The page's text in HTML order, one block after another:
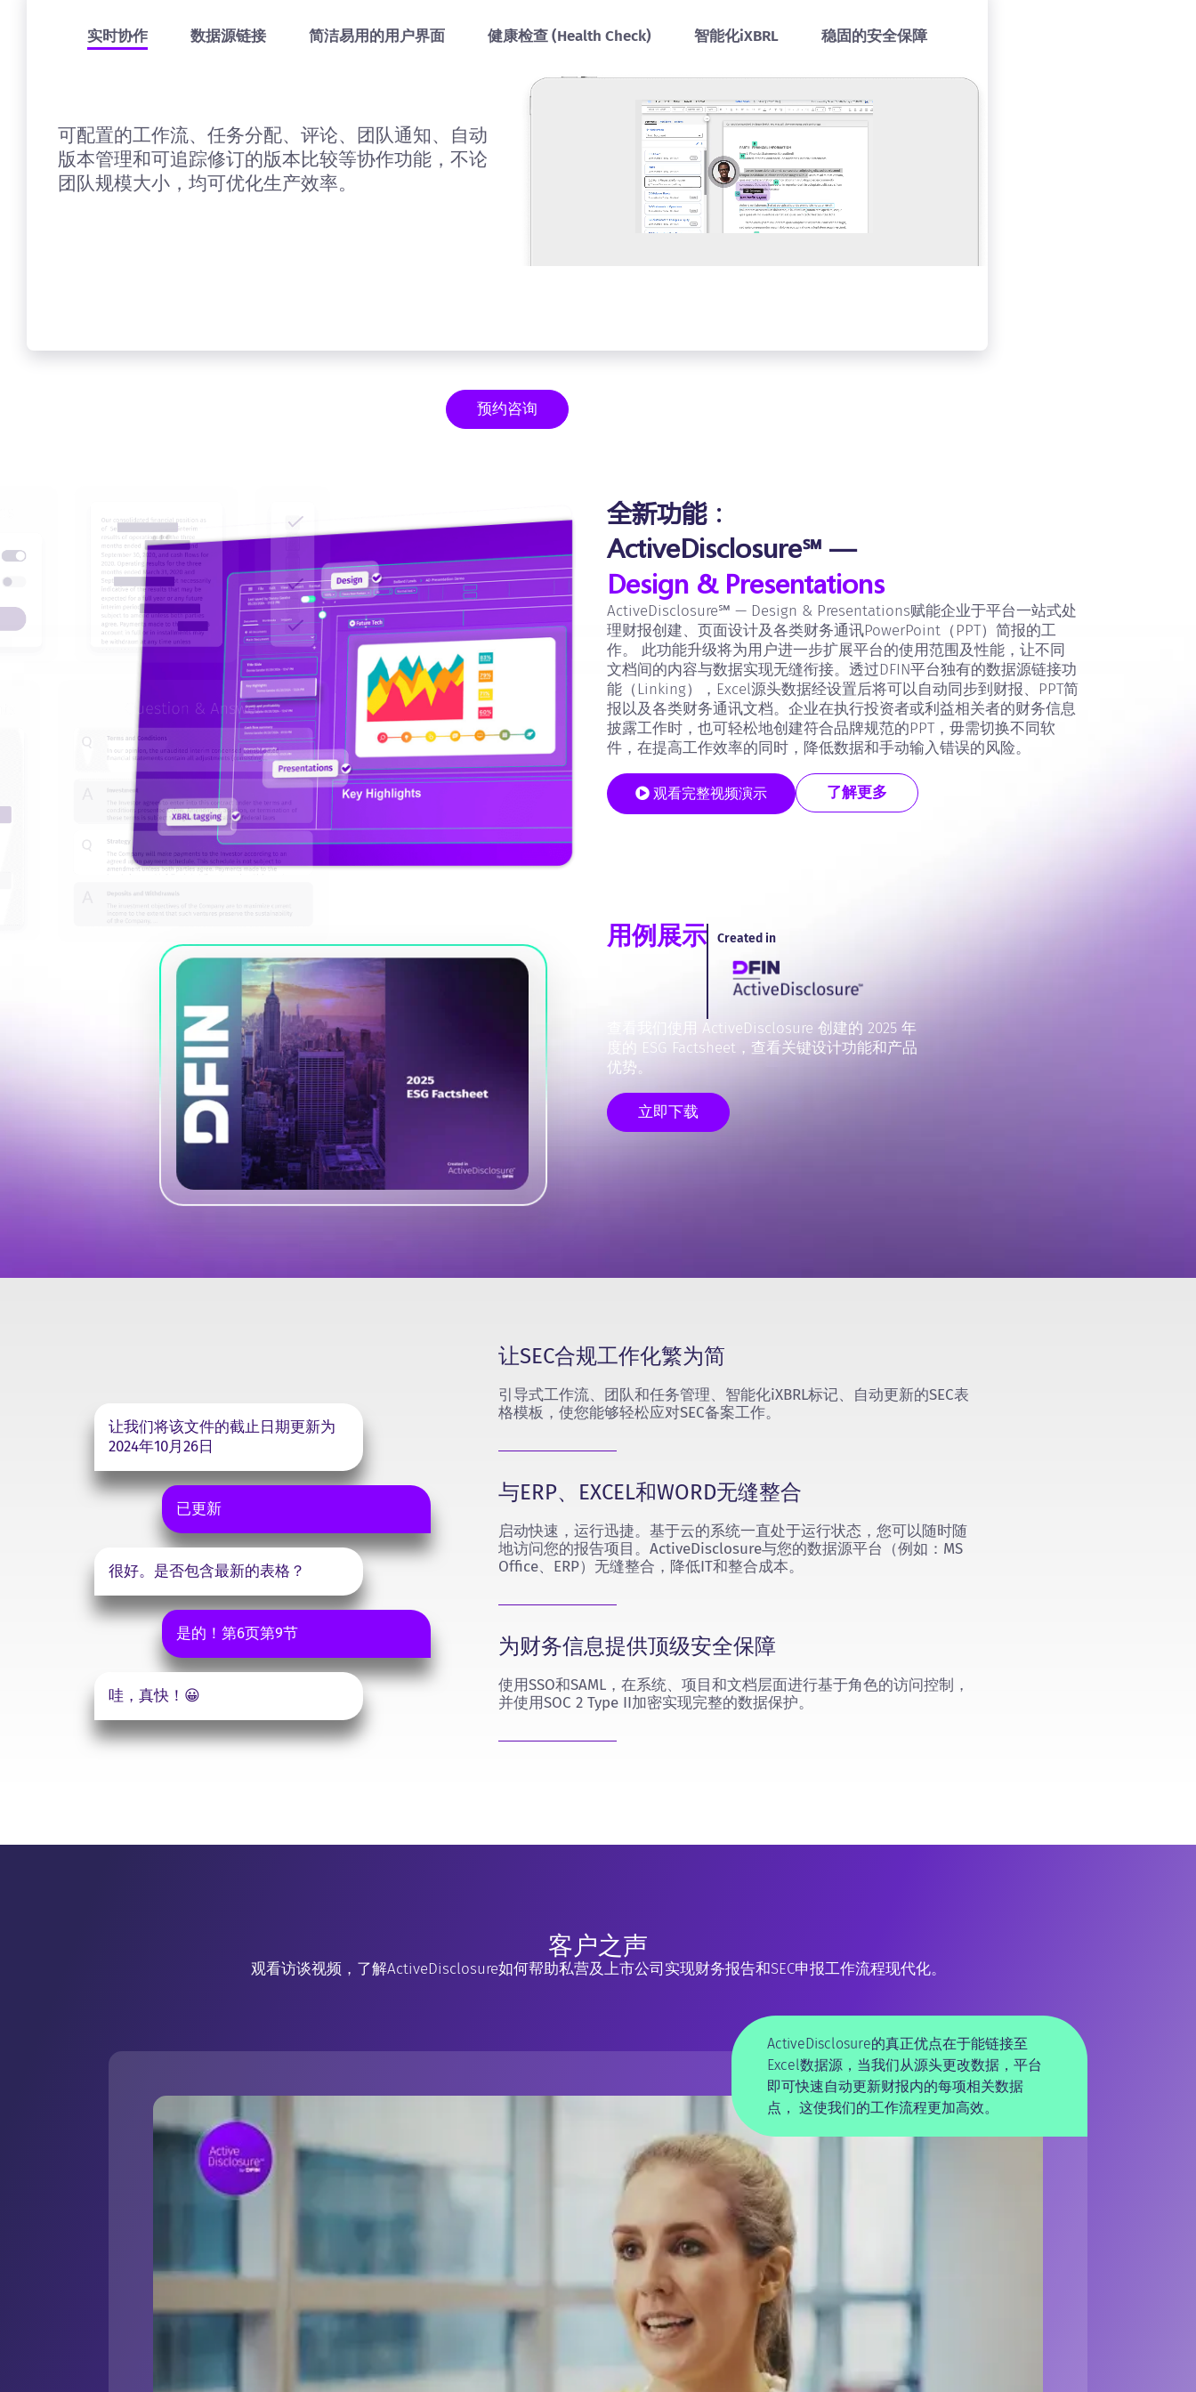
实时协作 数据源链接 简洁易用的用户界面 健康检查 (Health Check) 智能化iXBRL 稳固的安全保障
可配置的工作流、任务分配、评论、团队通知、自动
版本管理和可追踪修订的版本比较等协作功能，不论
团队规模大小，均可优化生产效率。
预约咨询
全新功能：
ActiveDisclosure℠ —
Design & Presentations
ActiveDisclosure℠ — Design & Presentations赋能企业于平台一站式处
理财报创建、页面设计及各类财务通讯PowerPoint（PPT）简报的工
作。 此功能升级将为用户进一步扩展平台的使用范围及性能，让不同
文档间的内容与数据实现无缝衔接。透过DFIN平台独有的数据源链接功
能（Linking），Excel源头数据经设置后将可以自动同步到财报、PPT简
报以及各类财务通讯文档。企业在执行投资者或利益相关者的财务信息
披露工作时，也可轻松地创建符合品牌规范的PPT，毋需切换不同软
件，在提高工作效率的同时，降低数据和手动输入错误的风险。
观看完整视频演示 了解更多
用例展示 Created in
查看我们使用 ActiveDisclosure 创建的 2025 年
度的 ESG Factsheet，查看关键设计功能和产品
优势。
立即下载
让我们将该文件的截止日期更新为
2024年10月26日
已更新
很好。是否包含最新的表格？
是的！第6页第9节
哇，真快！😀
让SEC合规工作化繁为简
引导式工作流、团队和任务管理、智能化iXBRL标记、自动更新的SEC表
格模板，使您能够轻松应对SEC备案工作。
与ERP、EXCEL和WORD无缝整合
启动快速，运行迅捷。基于云的系统一直处于运行状态，您可以随时随
地访问您的报告项目。ActiveDisclosure与您的数据源平台（例如：MS
Office、ERP）无缝整合，降低IT和整合成本。
为财务信息提供顶级安全保障
使用SSO和SAML，在系统、项目和文档层面进行基于角色的访问控制，
并使用SOC 2 Type II加密实现完整的数据保护。
客户之声
观看访谈视频，了解ActiveDisclosure如何帮助私营及上市公司实现财务报告和SEC申报工作流程现代化。
ActiveDisclosure的真正优点在于能链接至
Excel数据源，当我们从源头更改数据，平台
即可快速自动更新财报内的每项相关数据
点， 这使我们的工作流程更加高效。